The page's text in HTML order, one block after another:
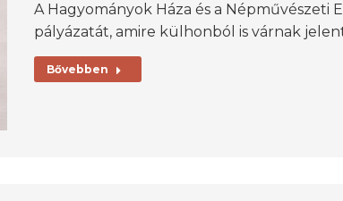
A Hagyományok Háza és a
pályázatát, amire külhonból is várnak
Bővebben